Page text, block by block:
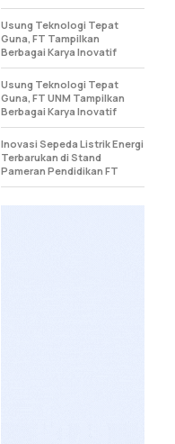
Usung Teknologi Tepat
Guna, FT Tampilkan
Berbagai Karya Inovatif
Usung Teknologi Tepat
Guna, FT UNM Tampilkan
Berbagai Karya Inovatif
Inovasi Sepeda Listrik Energi
Terbarukan di Stand
Pameran Pendidikan FT